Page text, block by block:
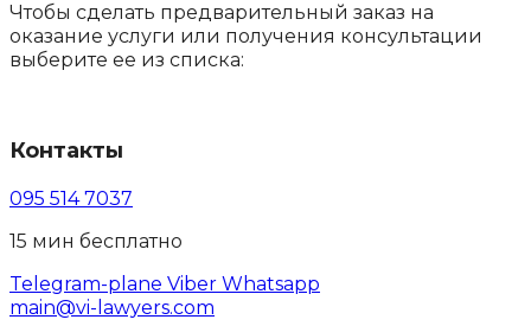
Чтобы сделать предварительный заказ на
оказание услуги или получения консультации
выберите ее из списка:
Контакты
095 514 7037
15 мин бесплатно
Telegram-plane Viber Whatsapp
main@vi-lawyers.com